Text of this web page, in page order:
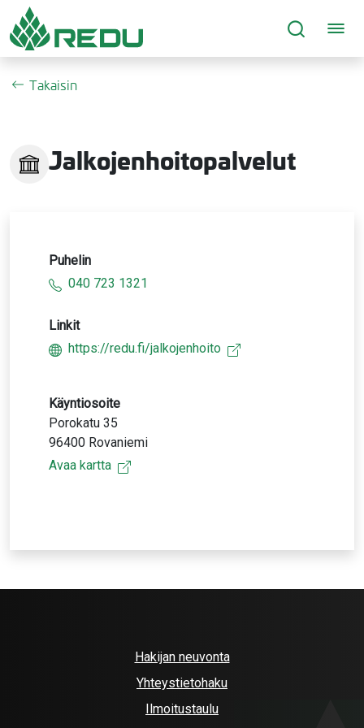
Siirry sivusisältöön
Takaisin
Jalkojenhoitopalvelut
Puhelin
040 723 1321
Linkit
https://redu.fi/jalkojenhoito
Käyntiosoite
Porokatu 35
96400 Rovaniemi
Avaa kartta
Hakijan neuvonta
Yhteystietohaku
Ilmoitustaulu